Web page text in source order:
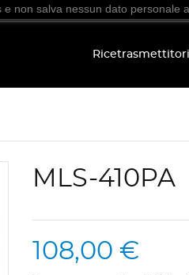
non salva nessun dato
Ricetrasmettitori
MLS-410PA
108,00 €